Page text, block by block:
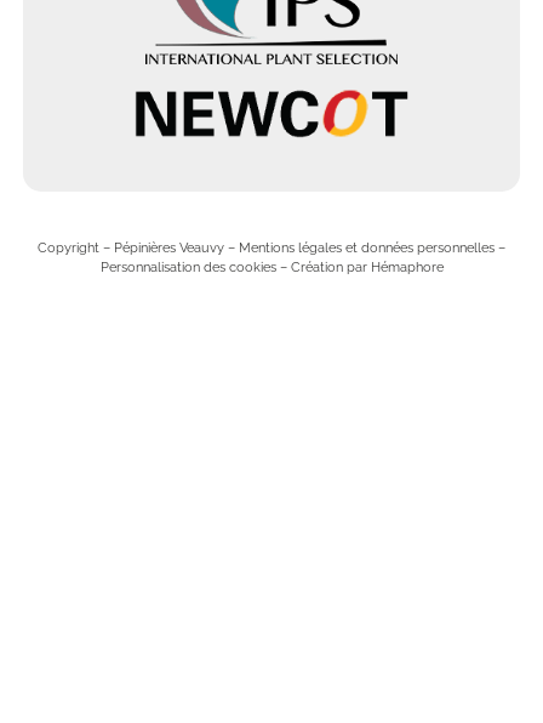
Copyright – Pépinières Veauvy – Mentions légales et données personnelles –
Personnalisation des cookies– Création par Hémaphore